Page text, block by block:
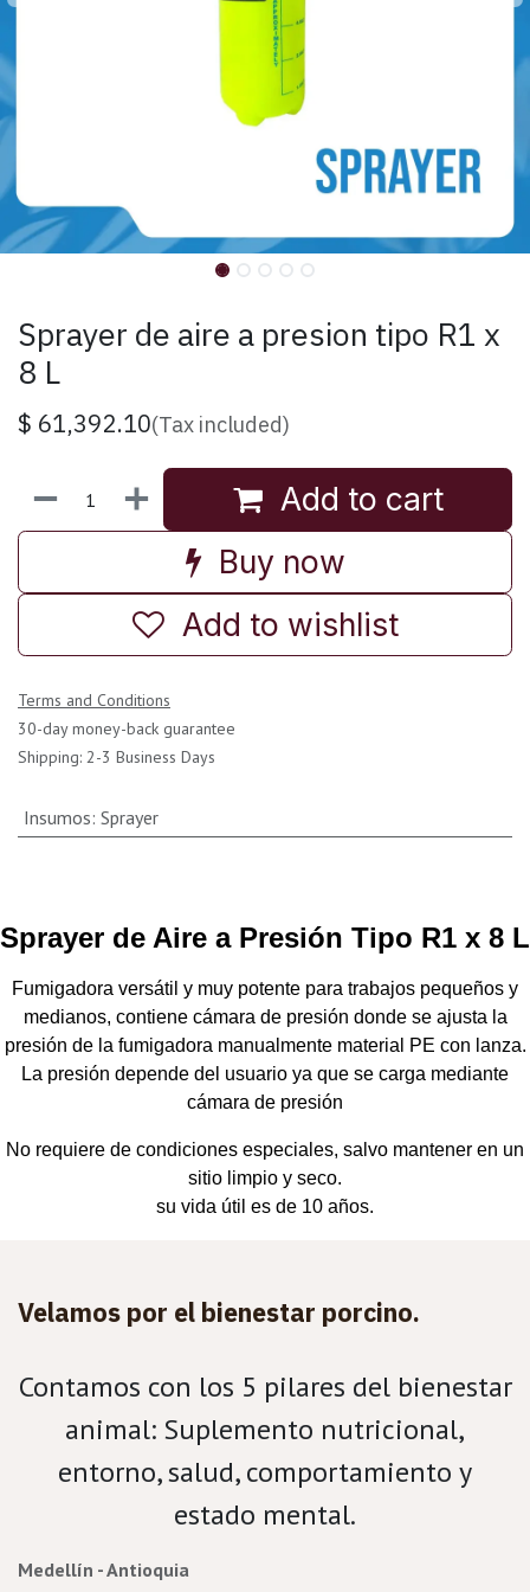
Sprayer de aire a presion tipo R1 x
8 L
$ 61,392.10(Tax included)
Add to cart
Buy now
Add to wishlist
Terms and Conditions
30-day money-back guarantee
Shipping: 2-3 Business Days
Insumos: Sprayer
Sprayer de Aire a Presión Tipo R1 x 8 L
Fumigadora versátil y muy potente para trabajos pequeños y
medianos, contiene cámara de presión donde se ajusta la
presión de la fumigadora manualmente material PE con lanza.
La presión depende del usuario ya que se carga mediante
cámara de presión
No requiere de condiciones especiales, salvo mantener en un
sitio limpio y seco.
su vida útil es de 10 años.
Velamos por el bienestar porcino.
Contamos con los 5 pilares del bienestar
animal: Suplemento nutricional,
entorno, salud, comportamiento y
estado mental.
Medellín - Antioquia